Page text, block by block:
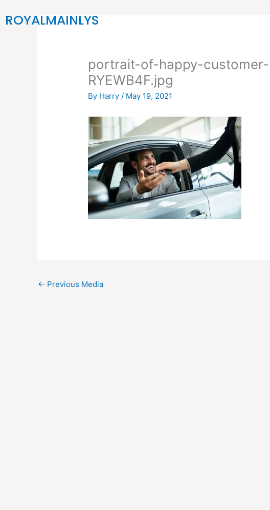
toROYALMAINLYS
portrait-of-happy-
RYEWB4F.jpg
By Harry/ May 19, 2021
← Previous Media